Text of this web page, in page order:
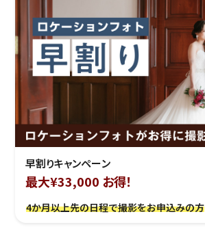
早割りキャンペーン
最大¥33,000 お得！
4か月以上先の日程で撮影をお申込みの方